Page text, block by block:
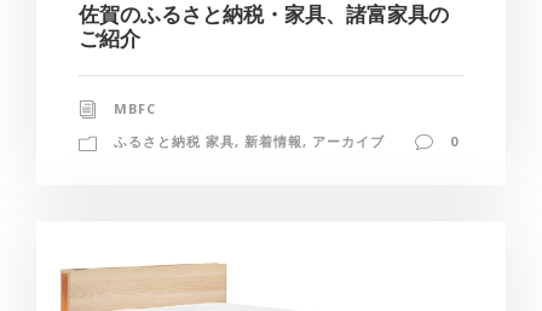
佐賀のふるさと納税・家具、諸富家具の
ご紹介
MBFC
ふるさと納税 家具, 新着情報 , アーカイブ 0